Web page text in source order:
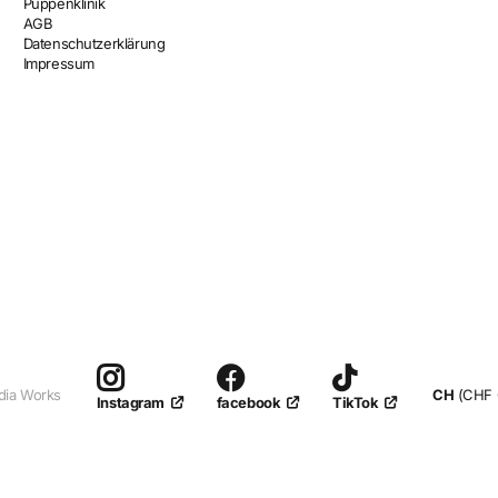
und eignet sich hervorragend für anspruchsvolle
AGB
Datenschutzerklärung
Impressum
Works Instagram facebook TikTok CH (CHF